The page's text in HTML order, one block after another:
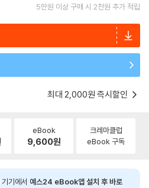
5만원 이상 구매 시 2천원 추가 적립
최대 2,000원 즉시할인
eBook
9,600원
크레마클럽
eBook 구독
기에서 예스24 eBook앱 설치 후 바로